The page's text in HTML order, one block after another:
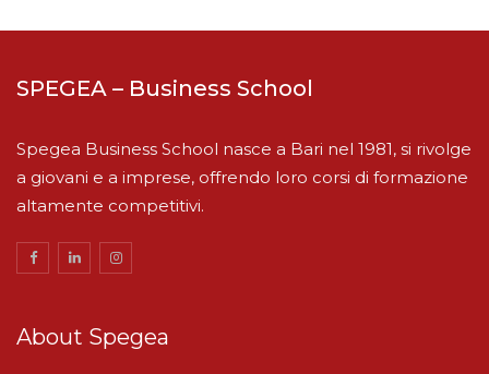
SPEGEA – Business School
Spegea Business School nasce a Bari nel 1981, si rivolge
a giovani e a imprese, offrendo loro corsi di formazione
altamente competitivi.
About Spegea